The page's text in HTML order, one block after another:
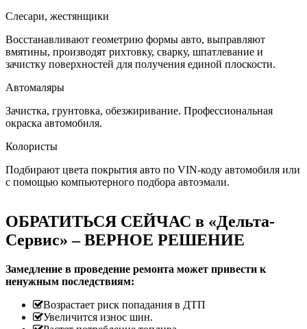
Слесари, жестянщики
Восстанавливают геометрию формы авто, выправляют
вмятины, производят рихтовку, сварку, шпатлевание и
зачистку поверхностей для получения единой плоскости.
Автомаляры
Зачистка, грунтовка, обезжиривание. Профессиональная
окраска автомобиля.
Колористы
Подбирают цвета покрытия авто по VIN-коду автомобиля или
с помощью компьютерного подбора автоэмали.
ОБРАТИТЬСЯ СЕЙЧАС в «Дельта-
Сервис» – ВЕРНОЕ РЕШЕНИЕ
Замедление в проведение ремонта может привести к
ненужным последствиям:
Возрастает риск попадания в ДТП
Увеличится износ шин.